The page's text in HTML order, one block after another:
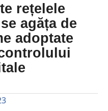
rețelele
agăța de
adoptate